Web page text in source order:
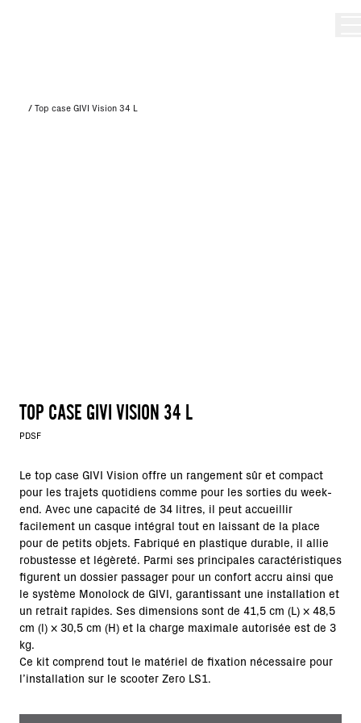
/ Top case GIVI Vision 34 L
TOP CASE GIVI VISION 34 L
PDSF
Le top case GIVI Vision offre un rangement sûr et compact
pour les trajets quotidiens comme pour les sorties du week-
end. Avec une capacité de 34 litres, il peut accueillir
facilement un casque intégral tout en laissant de la place
pour de petits objets. Fabriqué en plastique durable, il allie
robustesse et légèreté. Parmi ses principales caractéristiques
figurent un dossier passager pour un confort accru ainsi que
le système Monolock de GIVI, garantissant une installation et
un retrait rapides. Ses dimensions sont de 41,5 cm (L) × 48,5
cm (l) × 30,5 cm (H) et la charge maximale autorisée est de 3
kg.
Ce kit comprend tout le matériel de fixation nécessaire pour
l’installation sur le scooter Zero LS1.